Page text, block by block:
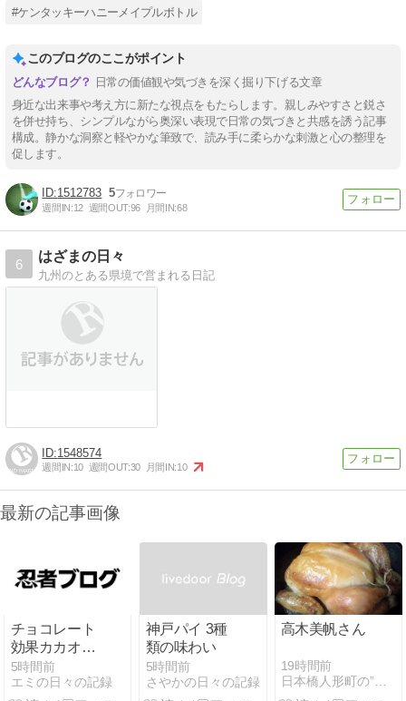
#ケンタッキーハニーメイプルボトル
このブログのここがポイント
日常の価値観や気づきを深く掘り下げる文章
身近な出来事や考え方に新たな視点をもたらします。親しみやすさと鋭さ
を併せ持ち、シンプルながら奥深い表現で日常の気づきと共感を誘う記事
構成。静かな洞察と軽やかな筆致で、読み手に柔らかな刺激と心の整理を
促します。
1512783 5
週間IN:12 週間OUT:96 月間IN:68
6
はざまの日々
九州のとある県境で営まれる日記
1548574
週間IN:10 週間OUT:30 月間IN:10
最新の記事画像
チョコレート
効果カカオ
72％の日常
5時間前
エミの日々の記録
神戸パイ 3種
類の味わい
5時間前
さやかの日々の記録
高木美帆さん
19時間前